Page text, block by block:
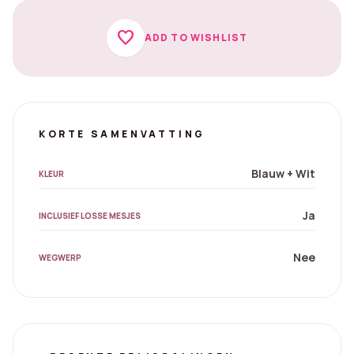
favorite ADD TO WISHLIST
KORTE SAMENVATTING
KLEUR Blauw + Wit
INCLUSIEF LOSSE MESJES Ja
WEGWERP Nee